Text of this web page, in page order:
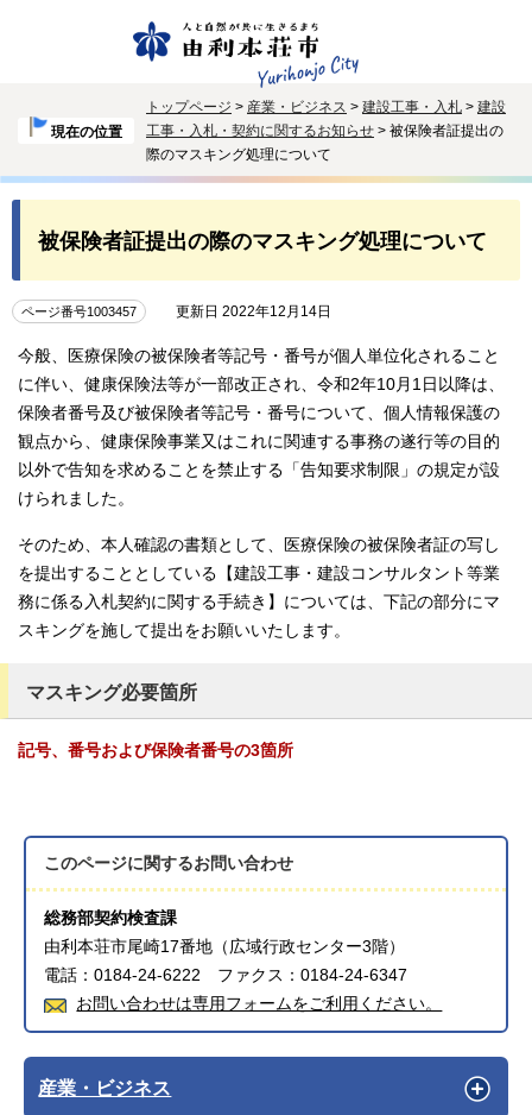
現在の位置
トップページ > 産業・ビジネス > 建設工事・入札 > 建設
工事・入札・契約に関するお知らせ > 被保険者証提出の
際のマスキング処理について
被保険者証提出の際のマスキング処理について
ページ番号1003457 更新日 2022年12月14日
今般、医療保険の被保険者等記号・番号が個人単位化されること
に伴い、健康保険法等が一部改正され、令和2年10月1日以降は、
保険者番号及び被保険者等記号・番号について、個人情報保護の
観点から、健康保険事業又はこれに関連する事務の遂行等の目的
以外で告知を求めることを禁止する「告知要求制限」の規定が設
けられました。
そのため、本人確認の書類として、医療保険の被保険者証の写し
を提出することとしている【建設工事・建設コンサルタント等業
務に係る入札契約に関する手続き】については、下記の部分にマ
スキングを施して提出をお願いいたします。
マスキング必要箇所
記号、番号および保険者番号の3箇所
このページに関するお問い合わせ
総務部契約検査課
由利本荘市尾崎17番地（広域行政センター3階）
電話：0184-24-6222 ファクス：0184-24-6347
お問い合わせは専用フォームをご利用ください。
産業・ビジネス